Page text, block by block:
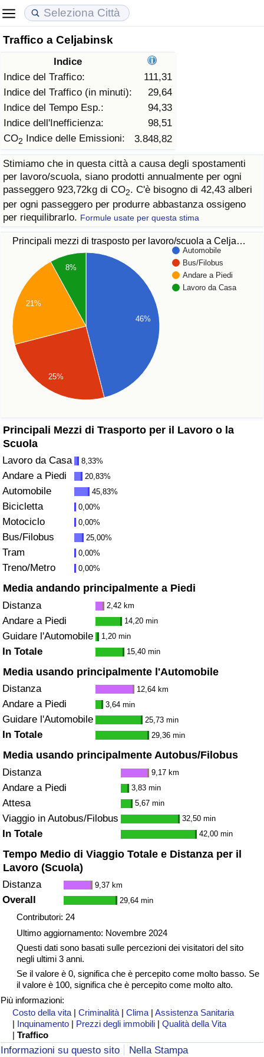
Traffico a Celjabinsk
Indice
Indice del Traffico:
111,31
Indice del Traffico (in minuti):
29,64
Indice del Tempo Esp.:
94,33
Indice dell'Inefficienza:
98,51
CO2 Indice delle Emissioni: 3.848,82
Stimiamo che in questa città a causa degli spostamenti
per lavoro/scuola, siano prodotti annualmente per ogni
passeggero 923,72kg di CO2. C'è bisogno di 42,43 alberi
per ogni passeggero per produrre abbastanza ossigeno
per riequilibrarlo. Formule usate per questa stima
Principali mezzi di trasposto per lavoro/scuola a Celja…
Automobile
Bus/Filobus
Andare a Piedi
Lavoro da Casa
46%
8%
21%
25%
Principali Mezzi di Trasporto per il Lavoro o la
Scuola
Lavoro da Casa 8,33%
Andare a Piedi 20,83%
Automobile 45,83%
Bicicletta 0,00%
Motociclo 0,00%
Bus/Filobus 25,00%
Tram 0,00%
Treno/Metro 0,00%
Media andando principalmente a Piedi
Distanza 2,42 km
Andare a Piedi 14,20 min
Guidare l'Automobile 1,20 min
In Totale 15,40 min
Media usando principalmente l'Automobile
Distanza 12,64 km
Andare a Piedi 3,64 min
Guidare l'Automobile 25,73 min
In Totale 29,36 min
Media usando principalmente Autobus/Filobus
Distanza 9,17 km
Andare a Piedi 3,83 min
Attesa 5,67 min
Viaggio in Autobus/Filobus 32,50 min
In Totale 42,00 min
Tempo Medio di Viaggio Totale e Distanza per il
Lavoro (Scuola)
Distanza 9,37 km
Overall 29,64 min
Contributori: 24
Ultimo aggiornamento: Novembre 2024
Questi dati sono basati sulle percezioni dei visitatori del sito
negli ultimi 3 anni.
Se il valore è 0, significa che è percepito come molto basso. Se
il valore è 100, significa che è percepito come molto alto.
Più informazioni:
Costo della vita |Criminalità |Clima |Assistenza Sanitaria
| Inquinamento | Prezzi degli immobili |Qualità della Vita
|Traffico
Informazioni su questo sito Nella Stampa
Costo della vita
Indice Del Costo Della Vita (corrente)
Indice Del Costo Della Vita
Indice del Costo della Vita per Nazione
ad Aqaba
Prezzi degli immobili
Indice del Prezzo delle Case (Corrente)
Indice del Prezzo delle Case
Indice del Prezzo delle Case per Nazione
Qualità della Vita
Indice della Qualità della Vita
Indice della Qualità della Vita (Corrente)
Indice della qualità della vita per Paese
Criminalità
Indice del Tasso di Criminalità (Corrente)
Indice della Criminalità
Indice di criminalità per paese
Assistenza Sanitaria
Indice dell’Assistenza Sanitaria (Corrente)
Indice dell’Assistenza Sanitaria
Indice dell’Assistenza Sanitaria per
Nazione
Inquinamento
Indice dell’Inquinamento (Corrente)
Indice di inquinamento
Indice dell’Inquinamento per Nazione
Traffico
Indice del Traffico
Indice del traffico (Corrente)
Indice del traffico per Nazione